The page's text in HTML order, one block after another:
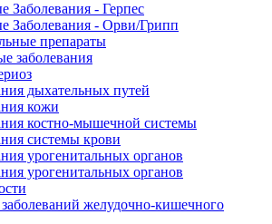
Заболевания - Герпес
Заболевания - Орви/Грипп
препараты
заболевания
дыхательных путей
кожи
костно-мышечной системы
системы крови
урогенитальных органов
урогенитальных органов
желудочно-кишечного